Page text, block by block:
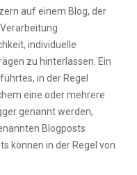
auf einem Blog, der
individuelle
zu hinterlassen. Ein
in der Regel
eine oder mehrere
genannt werden,
Blogposts
können in der Regel von